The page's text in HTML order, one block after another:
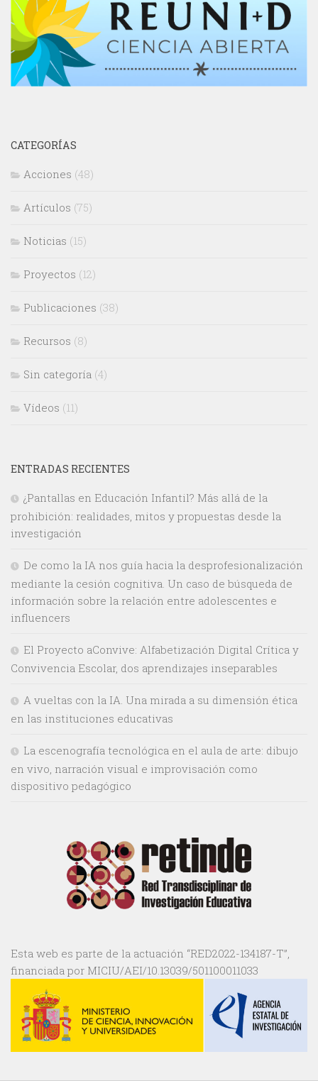
CATEGORÍAS
Acciones (48)
Artículos (75)
Noticias (15)
Proyectos (12)
Publicaciones (38)
Recursos (8)
Sin categoría (4)
Vídeos (11)
ENTRADAS RECIENTES
¿Pantallas en Educación Infantil? Más allá de la
prohibición: realidades, mitos y propuestas desde la
investigación
De como la IA nos guía hacia la desprofesionalización
mediante la cesión cognitiva. Un caso de búsqueda de
información sobre la relación entre adolescentes e
influencers
El Proyecto aConvive: Alfabetización Digital Crítica y
Convivencia Escolar, dos aprendizajes inseparables
A vueltas con la IA. Una mirada a su dimensión ética
en las instituciones educativas
La escenografía tecnológica en el aula de arte: dibujo
en vivo, narración visual e improvisación como
dispositivo pedagógico
Esta web es parte de la actuación “RED2022-134187-T”,
financiada por MICIU/AEI/10.13039/501100011033